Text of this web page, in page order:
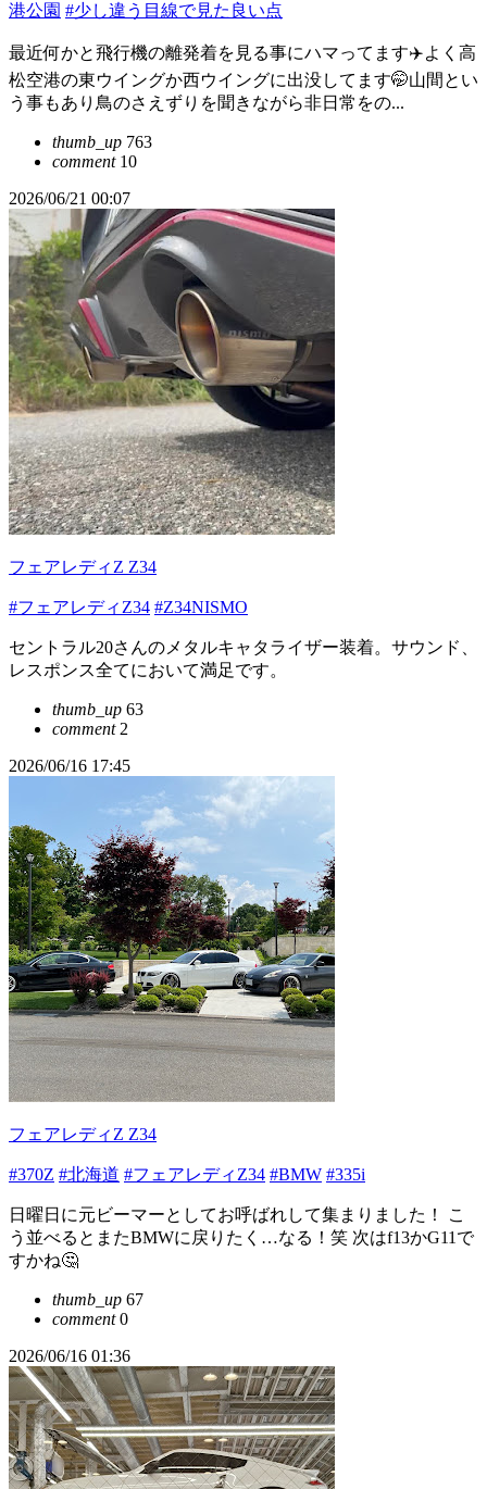
港公園 #少し違う目線で見た良い点
最近何かと飛行機の離発着を見る事にハマってます✈️よく高
松空港の東ウイングか西ウイングに出没してます🤭山間とい
う事もあり鳥のさえずりを聞きながら非日常をの...
thumb_up 763
comment10
2026/06/21 00:07
フェアレディZ Z34
#フェアレディZ34 #Z34NISMO
セントラル20さんのメタルキャタライザー装着。サウンド、
レスポンス全てにおいて満足です。
thumb_up 63
comment2
2026/06/16 17:45
フェアレディZ Z34
#370Z #北海道 #フェアレディZ34 #BMW #335i
日曜日に元ビーマーとしてお呼ばれして集まりました！ こ
う並べるとまたBMWに戻りたく…なる！笑 次はf13かG11で
すかね🤔
thumb_up 67
comment0
2026/06/16 01:36